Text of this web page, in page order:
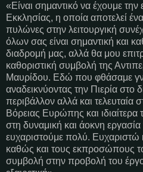
«Είναι σημαντικό να έχουμε την
Εκκλησίας, η οποία αποτελεί
πυλώνες στην λειτουργική
όλων σας είναι σημαντική και
διαδρομή μας, αλλά θα μου
καθοριστική συμβολή της
Μαυρίδου. Εδώ που φθάσαμε
αναδεικνύοντας την Πιερία στο
περιβάλλον αλλά και
Βόρειας Ευρώπης και
στη δυναμική και άοκνη
ευχαριστούμε πολύ. Ευχαριστώ
καθώς και τους εκπροσώπους
συμβολή στην προβολή του